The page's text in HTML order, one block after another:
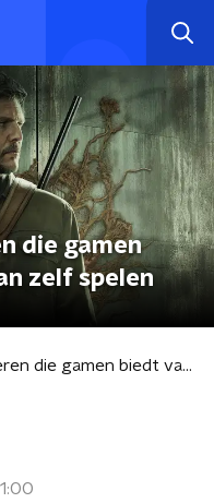
die gamen
zelf spelen
Kijken naar anderen die gamen biedt vaak meer dan zelf spelen